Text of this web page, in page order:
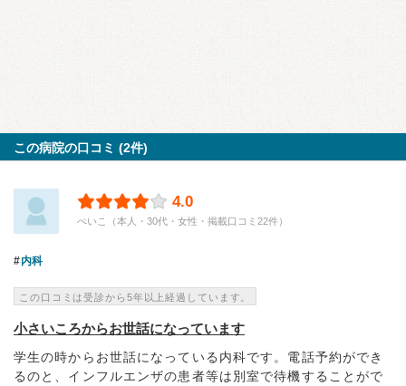
この病院の口コミ (2件)
4.0
ぺいこ（本人・30代・女性・掲載口コミ22件）
内科
この口コミは受診から5年以上経過しています。
小さいころからお世話になっています
学生の時からお世話になっている内科です。電話予約ができ
るのと、インフルエンザの患者等は別室で待機することがで